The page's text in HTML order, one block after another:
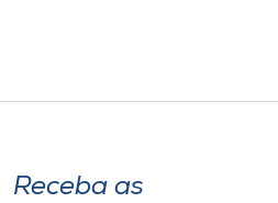
o idioma
Receba as